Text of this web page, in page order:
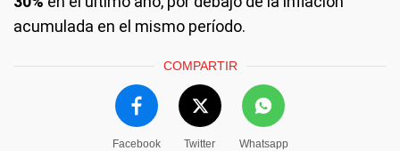
acumulada en el mismo período.
COMPARTIR
Facebook Twitter Whatsapp